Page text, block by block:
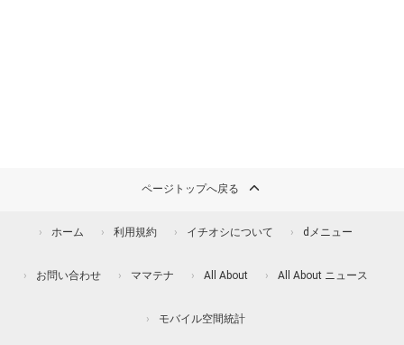
ページトップへ戻る
ホーム 利用規約 イチオシについて dメニュー
お問い合わせ ママテナ All About All About ニュース
モバイル空間統計